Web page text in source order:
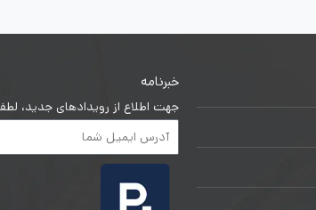
خبرنامه
جهت اطلاع از رویدادهای جدید،